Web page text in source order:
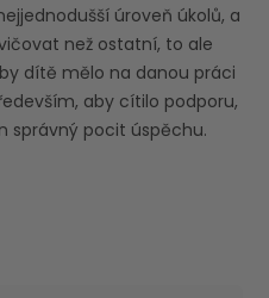
úroveň úkolů, a
než ostatní, to ale
dítě mělo na danou práci
aby cítilo podporu,
správný pocit úspěchu.